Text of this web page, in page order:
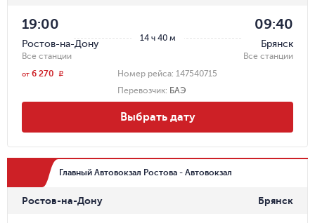
14 ч 40 м
19:00
Ростов-на-Дону
Все станции
09:40
Брянск
Все станции
Номер рейса: 147540715
Перевозчик: БАЭ
от 6 270 r
Выбрать дату
Главный Автовокзал Ростова - Автовокзал
Ростов-на-Дону Брянск